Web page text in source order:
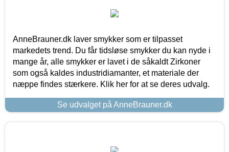
AnneBrauner.dk laver smykker som er tilpasset
markedets trend. Du får tidsløse smykker du kan nyde i
mange år, alle smykker er lavet i de såkaldt Zirkoner
som også kaldes industridiamanter, et materiale der
næppe findes stærkere. Klik her for at se deres udvalg.
Se udvalget på AnneBrauner.dk